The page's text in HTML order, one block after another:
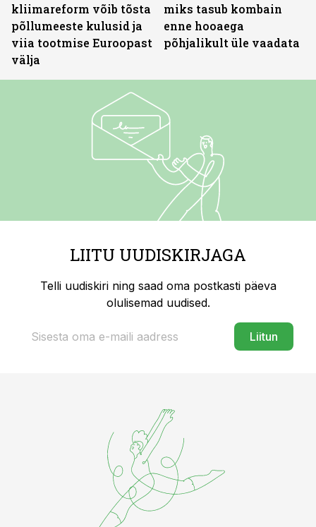
kliimareform võib tõsta
põllumeeste kulusid ja
viia tootmise Euroopast
välja
miks tasub kombain
enne hooaega
põhjalikult üle vaadata
LIITU UUDISKIRJAGA
Telli uudiskiri ning saad oma postkasti päeva
olulisemad uudised.
Liitun